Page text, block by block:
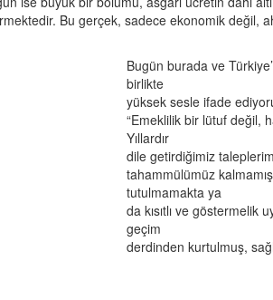
Bu gerçek, sadece ekonomik değil,
Bugün burada ve
birlikte
yüksek sesle ifade
“Emeklilik bir lütuf değil,
Yıllardır
dile getirdiğimiz
tahammülümüz
tutulmamakta ya
da kısıtlı ve göstermelik
geçim
derdinden kurtulmuş,